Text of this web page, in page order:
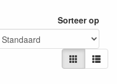
Sorteer op